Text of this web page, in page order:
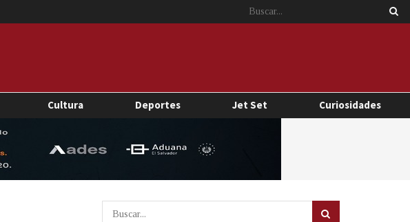
Cultura Deportes Jet Set Curiosidades